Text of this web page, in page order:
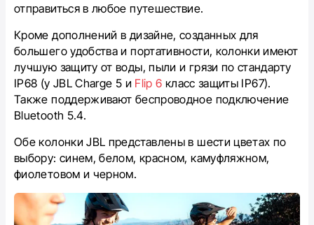
отправиться в любое путешествие.
Кроме дополнений в дизайне, созданных для
большего удобства и портативности, колонки имеют
лучшую защиту от воды, пыли и грязи по стандарту
IP68 (у JBL Charge 5 и Flip 6 класс защиты IP67).
Также поддерживают беспроводное подключение
Bluetooth 5.4.
Обе колонки JBL представлены в шести цветах по
выбору: синем, белом, красном, камуфляжном,
фиолетовом и черном.